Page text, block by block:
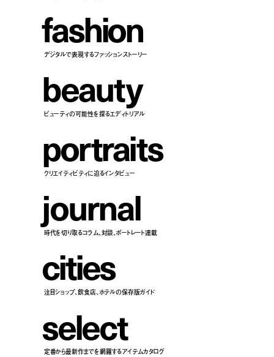
fashion
デジタルで表現するファッションストーリー
beauty
ビューティの可能性を探るエディトリアル
portraits
クリエイティビティに迫るインタビュー
journal
時代を切り取るコラム、対談、ポートレート連載
cities
注目ショップ、飲食店、ホテルの保存版ガイド
select
定番から最新作までを網羅するアイテムカタログ